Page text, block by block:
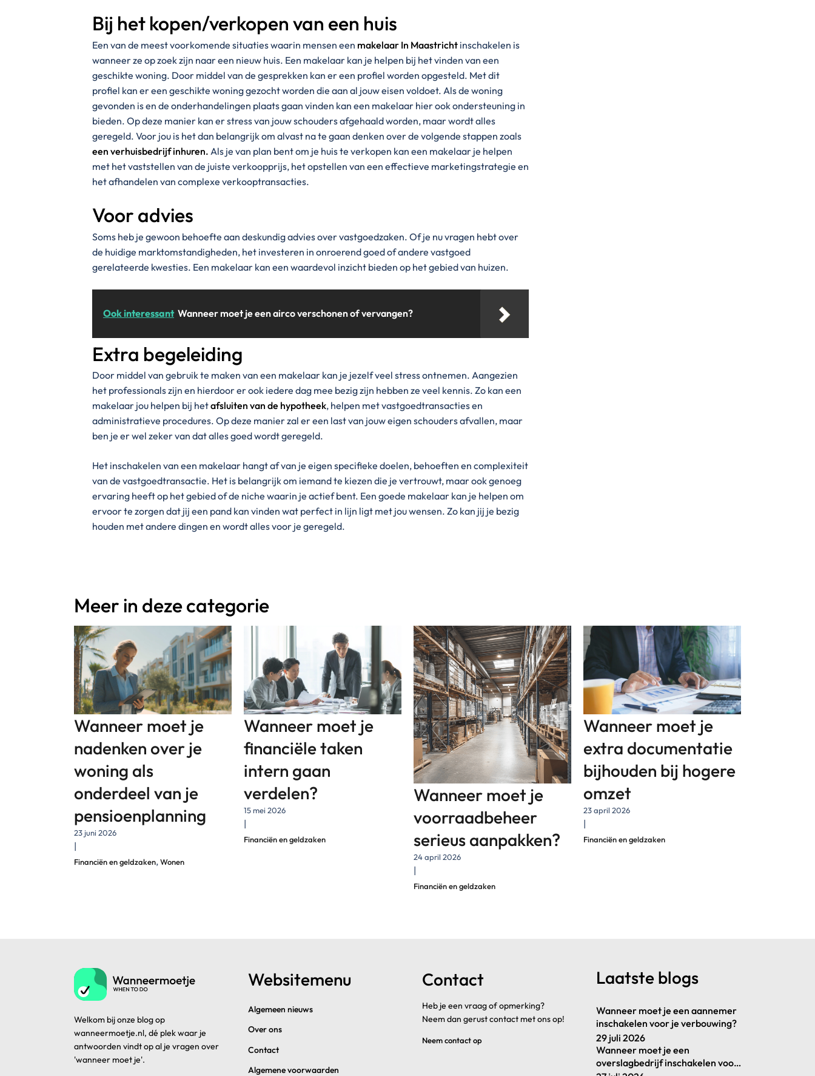
Bij het kopen/verkopen van een huis
Een van de meest voorkomende situaties waarin mensen een makelaar In Maastricht inschakelen is
wanneer ze op zoek zijn naar een nieuw huis. Een makelaar kan je helpen bij het vinden van een
geschikte woning. Door middel van de gesprekken kan er een profiel worden opgesteld. Met dit
profiel kan er een geschikte woning gezocht worden die aan al jouw eisen voldoet. Als de woning
gevonden is en de onderhandelingen plaats gaan vinden kan een makelaar hier ook ondersteuning in
bieden. Op deze manier kan er stress van jouw schouders afgehaald worden, maar wordt alles
geregeld. Voor jou is het dan belangrijk om alvast na te gaan denken over de volgende stappen zoals
een verhuisbedrijf inhuren. Als je van plan bent om je huis te verkopen kan een makelaar je helpen
met het vaststellen van de juiste verkoopprijs, het opstellen van een effectieve marketingstrategie en
het afhandelen van complexe verkooptransacties.
Voor advies
Soms heb je gewoon behoefte aan deskundig advies over vastgoedzaken. Of je nu vragen hebt over
de huidige marktomstandigheden, het investeren in onroerend goed of andere vastgoed
gerelateerde kwesties. Een makelaar kan een waardevol inzicht bieden op het gebied van huizen.
Ook interessant Wanneer moet je een airco verschonen of vervangen?
Extra begeleiding
Door middel van gebruik te maken van een makelaar kan je jezelf veel stress ontnemen. Aangezien
het professionals zijn en hierdoor er ook iedere dag mee bezig zijn hebben ze veel kennis. Zo kan een
makelaar jou helpen bij hetafsluiten van de hypotheek, helpen met vastgoedtransacties en
administratieve procedures. Op deze manier zal er een last van jouw eigen schouders afvallen, maar
ben je er wel zeker van dat alles goed wordt geregeld.
Het inschakelen van een makelaar hangt af van je eigen specifieke doelen, behoeften en complexiteit
van de vastgoedtransactie. Het is belangrijk om iemand te kiezen die je vertrouwt, maar ook genoeg
ervaring heeft op het gebied of de niche waarin je actief bent. Een goede makelaar kan je helpen om
ervoor te zorgen dat jij een pand kan vinden wat perfect in lijn ligt met jou wensen. Zo kan jij je bezig
houden met andere dingen en wordt alles voor je geregeld.
Meer in deze categorie
Wanneer moet je
nadenken over je
woning als
onderdeel van je
pensioenplanning
23 juni 2026
|
Financiën en geldzaken,Wonen
Wanneer moet je
financiële taken
intern gaan
verdelen?
15 mei 2026
|
Financiën en geldzaken
Wanneer moet je
voorraadbeheer
serieus aanpakken?
24 april 2026
|
Financiën en geldzaken
Wanneer moet je
extra documentatie
bijhouden bij hogere
omzet
23 april 2026
|
Financiën en geldzaken
Welkom bij onze blog op
wanneermoetje.nl, dé plek waar je
antwoorden vindt op al je vragen over
'wanneer moet je'.
Websitemenu
Algemeen nieuws
Over ons
Contact
Algemene voorwaarden
Contact
Heb je een vraag of opmerking?
Neem dan gerust contact met ons op!
Neem contact op
Laatste blogs
Wanneer moet je een aannemer
inschakelen voor je verbouwing?
29 juli 2026
Wanneer moet je een
overslagbedrijf inschakelen voor